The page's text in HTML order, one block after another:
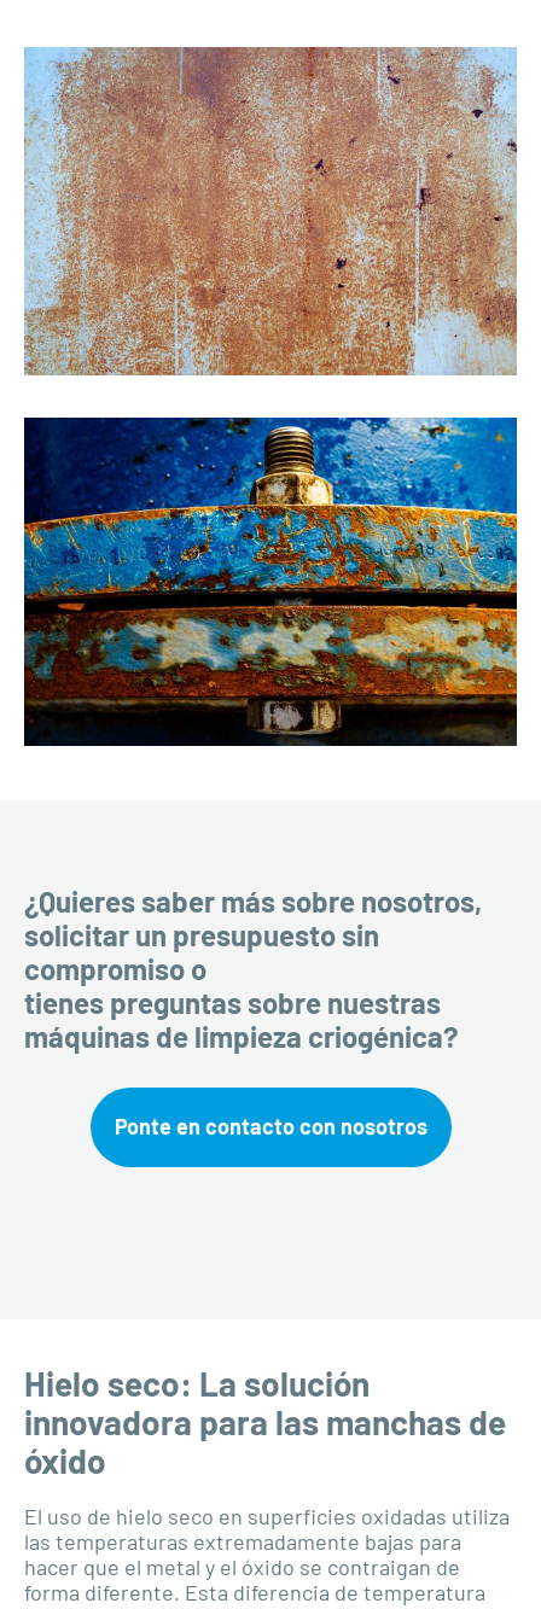
¿Quieres saber más sobre nosotros,
solicitar un presupuesto sin
compromiso o
tienes preguntas sobre nuestras
máquinas de limpieza criogénica?
Ponte en contacto con nosotros
Hielo seco: La solución
innovadora para las manchas de
óxido
El uso de hielo seco en superficies oxidadas utiliza
las temperaturas extremadamente bajas para
hacer que el metal y el óxido se contraigan de
forma diferente. Esta diferencia de temperatura